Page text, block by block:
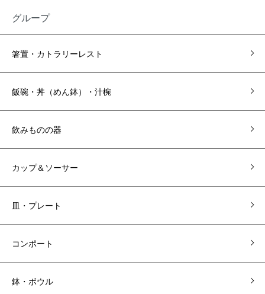
グループ
箸置・カトラリーレスト
飯碗・丼（めん鉢）・汁椀
飲みものの器
カップ＆ソーサー
皿・プレート
コンポート
鉢・ボウル